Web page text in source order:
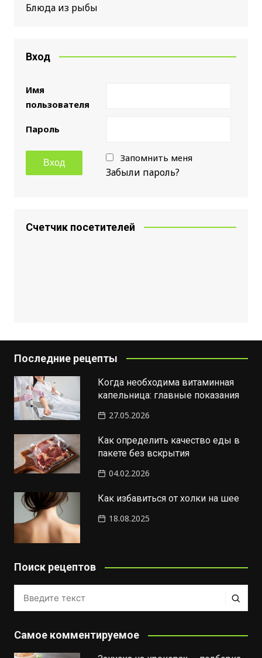
Блюда из рыбы
Вход
Имя
пользователя
Пароль
Запомнить меня
Забыли пароль?
Счетчик посетителей
Последние рецепты
Когда необходима витаминная
капельница: главные показания
27.05.2026
Как определить качество еды в
пакете без вскрытия
04.02.2026
Как избавиться от холки на шее
18.08.2025
Поиск рецептов
Самое комментируемое